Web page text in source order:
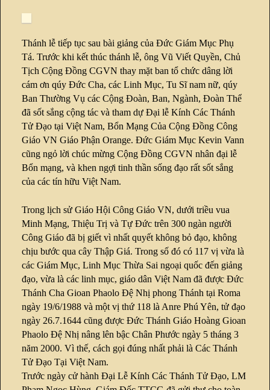
Thánh lễ tiếp tục sau bài giảng của Đức Giám Mục Phụ
Tá. Trước khi kết thúc thánh lễ, ông Vũ Viết Quyền, Chủ
Tịch Cộng Đồng CGVN thay mặt ban tổ chức dâng lời
cám ơn qúy Đức Cha, các Linh Mục, Tu Sĩ nam nữ, qúy
Ban Thường Vụ các Cộng Đoàn, Ban, Ngành, Đoàn Thể
đã sốt sắng cộng tác và tham dự Đại lễ Kính Các Thánh
Tử Đạo tại Việt Nam, Bổn Mạng Của Cộng Đồng Công
Giáo VN Giáo Phận Orange. Đức Giám Mục Kevin Vann
cũng ngỏ lời chúc mừng Cộng Đồng CGVN nhân đại lễ
Bổn mạng, và khen ngợi tinh thần sống đạo rất sốt sắng
của các tín hữu Việt Nam.
Trong lịch sử Giáo Hội Công Giáo VN, dưới triều vua
Minh Mạng, Thiệu Trị và Tự Đức trên 300 ngàn người
Công Giáo đã bị giết vì nhất quyết không bỏ đạo, không
chịu bước qua cây Thập Giá. Trong số đó có 117 vị vừa là
các Giám Mục, Linh Mục Thừa Sai ngoại quốc đến giảng
đạo, vừa là các linh mục, giáo dân Việt Nam đã được Đức
Thánh Cha Gioan Phaolo Đệ Nhị phong Thánh tại Roma
ngày 19/6/1988 và một vị thứ 118 là Anre Phú Yên, tử đạo
ngày 26.7.1644 cũng được Đức Thánh Giáo Hoàng Gioan
Phaolo Đệ Nhị nâng lên bậc Chân Phước ngày 5 tháng 3
năm 2000. Vì thế, cách gọi đúng nhất phải là Các Thánh
Tử Đạo Tại Việt Nam.
Trước ngày cử hành Đại Lễ Kính Các Thánh Tử Đạo, LM